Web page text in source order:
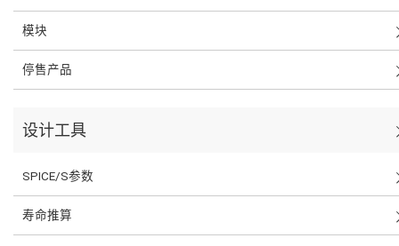
模块
停售产品
设计工具
SPICE/S参数
寿命推算